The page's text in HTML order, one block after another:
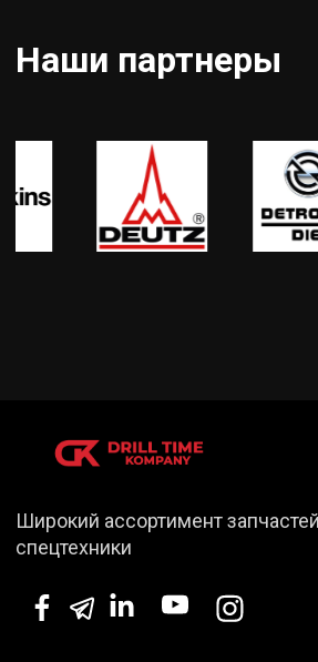
Наши партнеры
Широкий ассортимент
спецтехники